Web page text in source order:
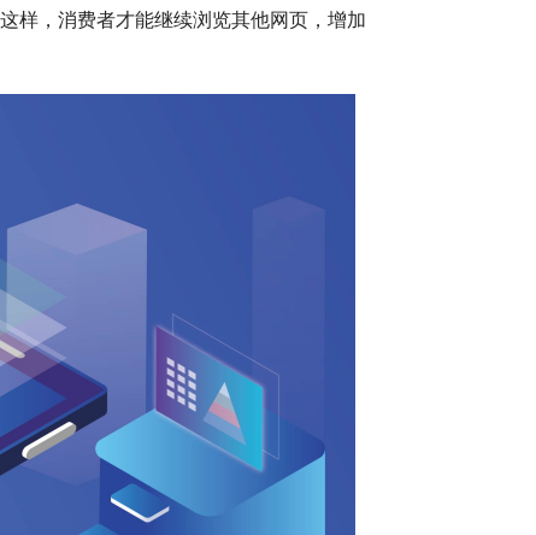
样，消费者才能继续浏览其他网页，增加